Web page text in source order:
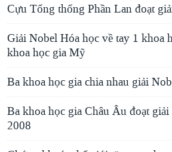
Cựu Tổng thống Phần Lan đoạt
Giải Nobel Hóa học về tay 1 khoa
khoa học gia Mỹ
Ba khoa học gia chia nhau giải
Ba khoa học gia Châu Âu đoạt
2008